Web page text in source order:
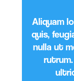
Aliquam
quis,
nulla ut